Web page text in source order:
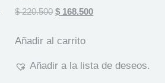
$220.500 $ 168.500
Añadir al carrito
Añadir a la lista de deseos.